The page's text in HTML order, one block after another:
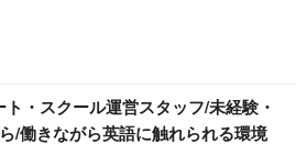
・スクール運営スタッフ/未経験・
/働きながら英語に触れられる環境